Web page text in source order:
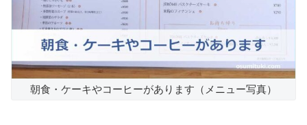
朝食・ケーキやコーヒーがあります（メニュー写真）